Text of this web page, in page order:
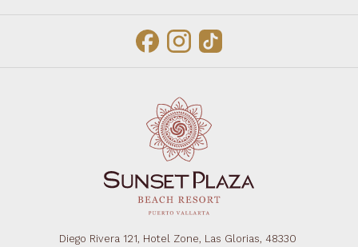
Diego Rivera 121, Hotel Zone, Las Glorias, 48330